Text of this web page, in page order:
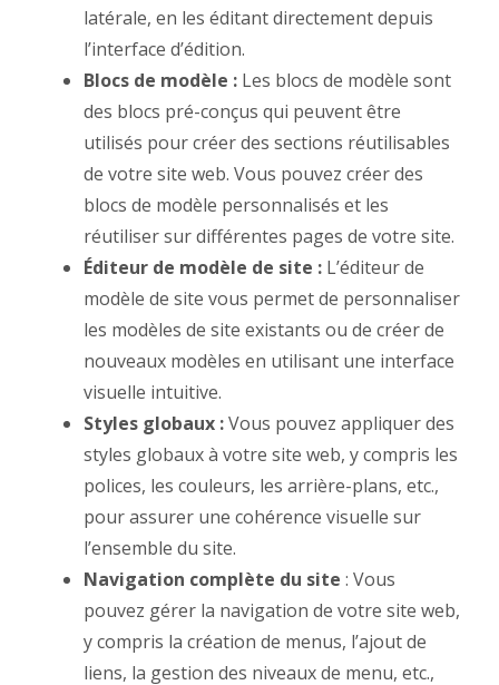
latérale, en les éditant directement depuis
l’interface d’édition.
Blocs de modèle : Les blocs de modèle sont
des blocs pré-conçus qui peuvent être
utilisés pour créer des sections réutilisables
de votre site web. Vous pouvez créer des
blocs de modèle personnalisés et les
réutiliser sur différentes pages de votre site.
Éditeur de modèle de site : L’éditeur de
modèle de site vous permet de personnaliser
les modèles de site existants ou de créer de
nouveaux modèles en utilisant une interface
visuelle intuitive.
Styles globaux :Vous pouvez appliquer des
styles globaux à votre site web, y compris les
polices, les couleurs, les arrière-plans, etc.,
pour assurer une cohérence visuelle sur
l’ensemble du site.
Navigation complète du site : Vous
pouvez gérer la navigation de votre site web,
y compris la création de menus, l’ajout de
liens, la gestion des niveaux de menu, etc.,